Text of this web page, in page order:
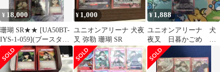
¥ 18,000
珊瑚 SR★★ [UA50BT-
IYS-1-059](ブースター
パック犬夜叉
¥ 1,000
ユニオンアリーナ 犬夜
叉 弥勒 珊瑚 SR
¥ 1,888
ユニオンアリーナ 犬
夜叉 日暮かごめ 七
宝 弥勒 sr 3枚セット